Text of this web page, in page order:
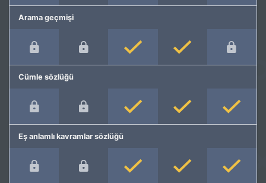
Arama geçmişi
Cümle sözlüğü
Eş anlamlı kavramlar sözlüğü